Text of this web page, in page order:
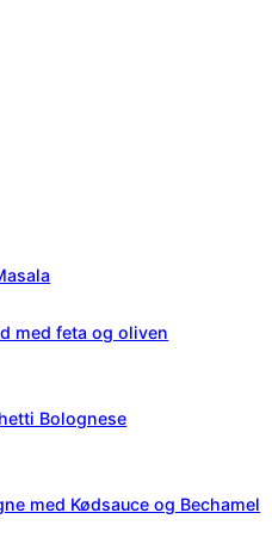
med feta og oliven
Bolognese
med Kødsauce og Bechamel